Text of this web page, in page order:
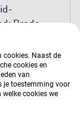
Breda,
Tilburg,
cookies. Naast de
cookies en
van
je toestemming voor
welke cookies we